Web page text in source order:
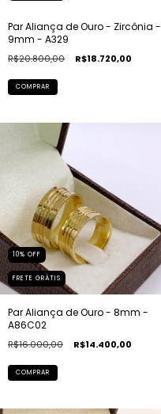
Par Aliança de Ouro - Zircônia -
9mm - A329
R$20.800,00 R$18.720,00
COMPRAR
10% OFF
FRETE GRÁTIS
Par Aliança de Ouro - 8mm -
A86C02
R$16.000,00 R$14.400,00
COMPRAR